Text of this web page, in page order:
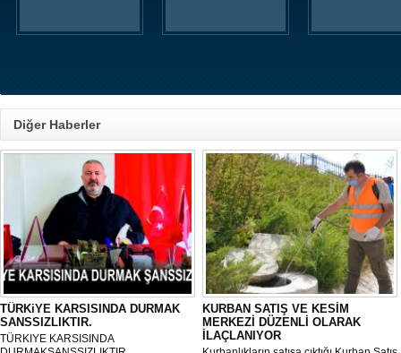
Diğer Haberler
TÜRKiYE KARSISINDA DURMAK
SANSSIZLIKTIR.
TÜRKIYE KARSISINDA
KURBAN SATIŞ VE KESİM
MERKEZİ DÜZENLİ OLARAK
İLAÇLANIYOR